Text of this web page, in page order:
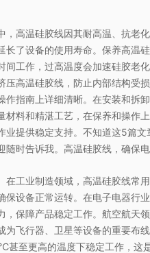
高温硅胶线因其耐高温、抗老
了设备的使用寿命。保养高温
工作，过高温度会加速硅胶老
高温硅胶线，防止内部结构受
指南上详细清晰。在安装和拆
料和精湛工艺，在保养和操作
提供稳定支持。不知道这5篇
时告诉我。高温硅胶线，确保电
工业制造领域，高温硅胶线常
设备正常运转。在电子电器行
保障产品稳定工作。航空航天
飞行器、卫星等设备的重要布
至更高的温度下稳定工作，这